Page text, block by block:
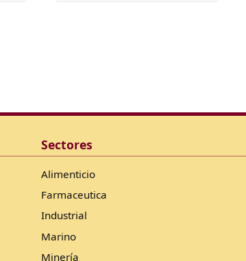
Sectores
Alimenticio
Farmaceutica
Industrial
Marino
Minería